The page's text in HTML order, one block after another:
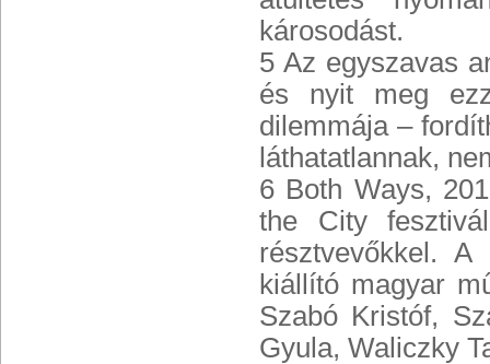
károsodást.
5 Az egyszavas
és nyit meg
dilemmája –
láthatatlannak,
6 Both Ways,
the City
résztvevőkkel.
kiállító magyar
Szabó Kristóf,
Gyula, Waliczky